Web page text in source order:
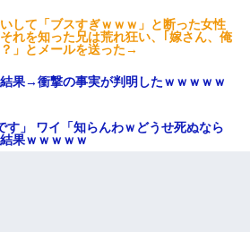
して「ブスすぎｗｗｗ」と断った女性
れを知った兄は荒れ狂い、｢嫁さん、俺
」とメールを送った→
果→衝撃の事実が判明したｗｗｗｗｗ
す」 ワイ「知らんわｗどうせ死ぬなら
果ｗｗｗｗｗ